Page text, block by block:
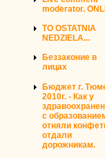
moderator.
TO OSTATNIA
NEDZIELA...
Беззаконие в
лицах
Бюджет г.
2010г. - Как у
с
отняли
отдали
дорожникам.